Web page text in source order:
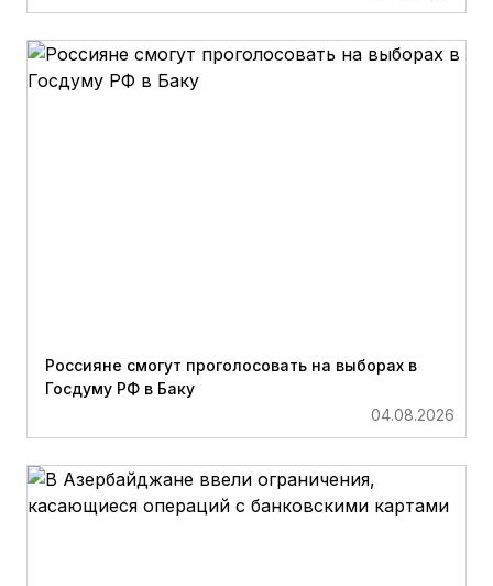
Россияне смогут проголосовать на выборах в
Госдуму РФ в Баку
04.08.2026